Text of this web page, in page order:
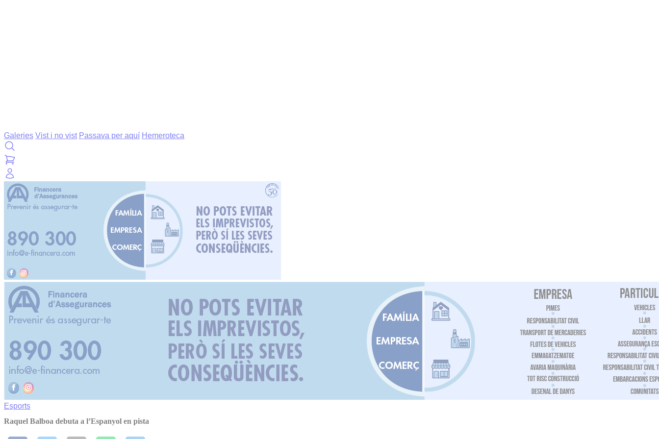
Galeries Vist i no vist Passava per aquí Hemeroteca
Esports
Raquel Balboa debuta a l’Espanyol en pista